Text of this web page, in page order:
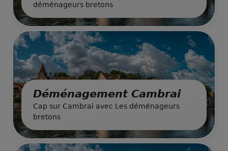
déménageurs bretons
Déménagement Cambrai
Cap sur Cambrai avec Les déménageurs
bretons